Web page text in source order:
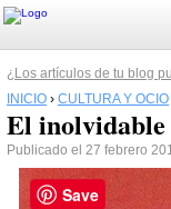
¿Los artículos de tu blog
INICIO › CULTURA Y OCIO
El inolvidable
Publicado el 27 febrero
Save